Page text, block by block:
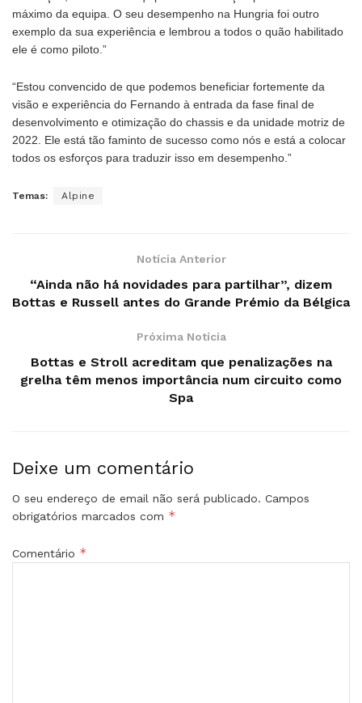
máximo da equipa. O seu desempenho na Hungria foi outro
exemplo da sua experiência e lembrou a todos o quão habilitado
ele é como piloto.”
“Estou convencido de que podemos beneficiar fortemente da
visão e experiência do Fernando à entrada da fase final de
desenvolvimento e otimização do chassis e da unidade motriz de
2022. Ele está tão faminto de sucesso como nós e está a colocar
todos os esforços para traduzir isso em desempenho.”
Temas: Alpine
Notícia Anterior
“Ainda não há novidades para partilhar”, dizem
Bottas e Russell antes do Grande Prémio da Bélgica
Próxima Notícia
Bottas e Stroll acreditam que penalizações na
grelha têm menos importância num circuito como
Spa
Deixe um comentário
O seu endereço de email não será publicado. Campos
obrigatórios marcados com *
Comentário *